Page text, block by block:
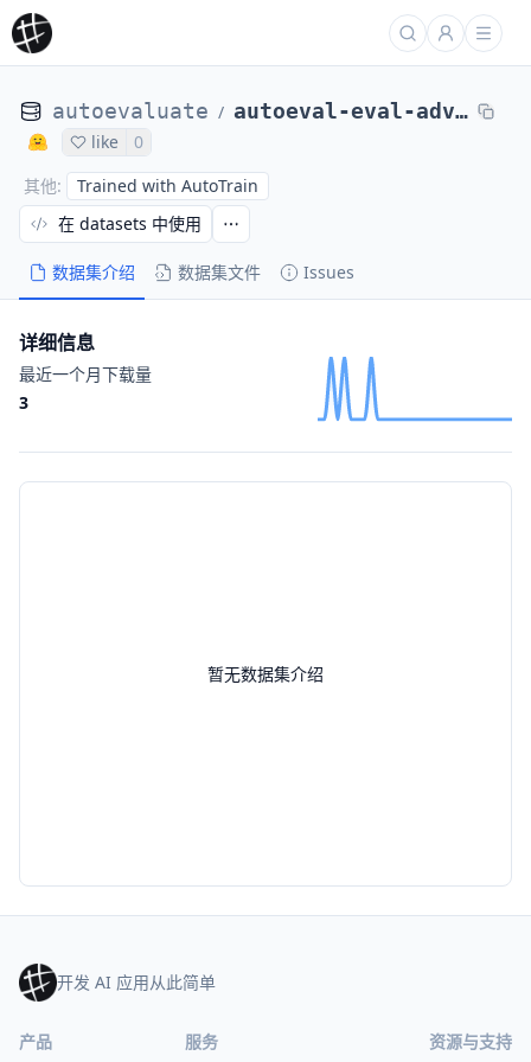
autoevaluate / autoeval-eval-adversarial_qa-adversarialQA-fc121d-1975865996
like
0
其他: Trained with AutoTrain
数据集介绍 数据集文件 Issues
在 datasets 中使用
暂无数据集介绍
详细信息
最近一个月下载量
3
开发 AI 应用从此简单
产品 服务 资源与支持